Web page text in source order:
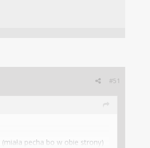
#51
pecha bo w obie strony)